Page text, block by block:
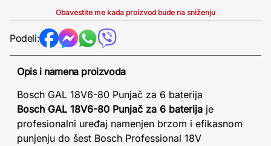
Obavestite me kada proizvod bude na sniženju
Podeli:
Opis i namena proizvoda
Bosch GAL 18V6-80 Punjač za 6 baterija
Bosch GAL 18V6-80 Punjač za 6 baterija je
profesionalni uređaj namenjen brzom i efikasnom
punjenju do šest Bosch Professional 18V